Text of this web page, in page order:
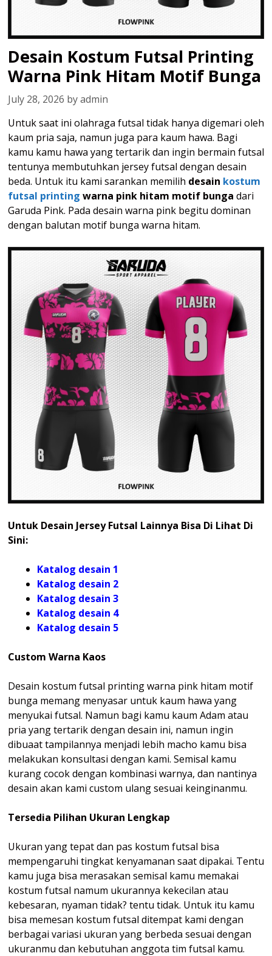
Desain Kostum Futsal Printing
Warna Pink Hitam Motif Bunga
July 28, 2026 byadmin
Untuk saat ini olahraga futsal tidak hanya digemari oleh
kaum pria saja, namun juga para kaum hawa. Bagi
kamu kamu hawa yang tertarik dan ingin bermain futsal
tentunya membutuhkan jersey futsal dengan desain
beda. Untuk itu kami sarankan memilih desain kostum
futsal printing warna pink hitam motif bunga dari
Garuda Pink. Pada desain warna pink begitu dominan
dengan balutan motif bunga warna hitam.
Untuk Desain Jersey Futsal Lainnya Bisa Di Lihat Di
Sini:
Katalog desain 1
Katalog desain 2
Katalog desain 3
Katalog desain 4
Katalog desain 5
Custom Warna Kaos
Desain kostum futsal printing warna pink hitam motif
bunga memang menyasar untuk kaum hawa yang
menyukai futsal. Namun bagi kamu kaum Adam atau
pria yang tertarik dengan desain ini, namun ingin
dibuaat tampilannya menjadi lebih macho kamu bisa
melakukan konsultasi dengan kami. Semisal kamu
kurang cocok dengan kombinasi warnya, dan nantinya
desain akan kami custom ulang sesuai keinginanmu.
Tersedia Pilihan Ukuran Lengkap
Ukuran yang tepat dan pas kostum futsal bisa
mempengaruhi tingkat kenyamanan saat dipakai. Tentu
kamu juga bisa merasakan semisal kamu memakai
kostum futsal namum ukurannya kekecilan atau
kebesaran, nyaman tidak? tentu tidak. Untuk itu kamu
bisa memesan kostum futsal ditempat kami dengan
berbagai variasi ukuran yang berbeda sesuai dengan
ukuranmu dan kebutuhan anggota tim futsal kamu.